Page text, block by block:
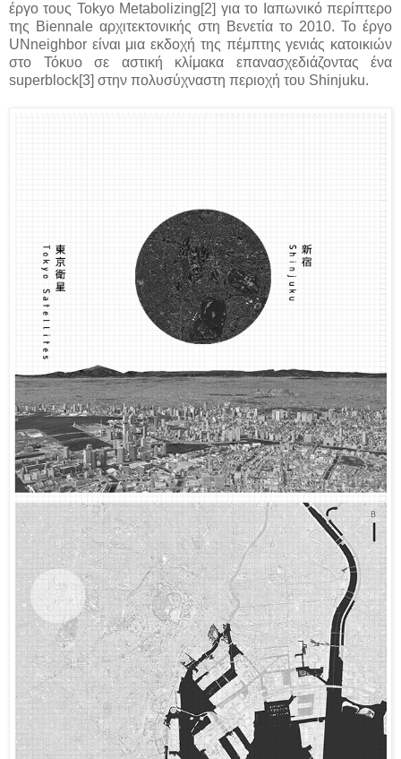
έργο τους Tokyo Metabolizing[2] για το Ιαπωνικό περίπτερο
της Biennale αρχιτεκτονικής στη Βενετία το 2010. Το έργο
UΝneighbor είναι μια εκδοχή της πέμπτης γενιάς κατοικιών
στο Τόκυο σε αστική κλίμακα επανασχεδιάζοντας ένα
superblock[3] στην πολυσύχναστη περιοχή του Shinjuku.